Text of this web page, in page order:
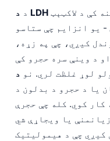
د
کې د لاکټېټ
یو انزایم چې ستاسو
کیږي، چې په زړه،
د وینې سره حجرو کې
لوړ غلظت لري. نو د LDH د وینې معاینه د څه
یا د حجرو د بدلون د
کار کوي. کله چې حجرې
زیانمنې یا ویجاړې شي، LDH د وینې جریان ته خوشې
کیږي چې د هیمولیتیک
Bahasa
Հայերեն
Íslenska
Српски језик
Svenska
Bosanski